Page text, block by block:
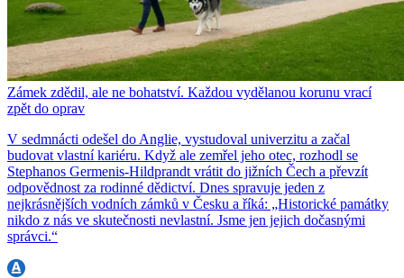
Zámek zdědil, ale ne bohatství. Každou vydělanou korunu vrací
zpět do oprav
V sedmnácti odešel do Anglie, vystudoval univerzitu a začal
budovat vlastní kariéru. Když ale zemřel jeho otec, rozhodl se
Stephanos Germenis-Hildprandt vrátit do jižních Čech a převzít
odpovědnost za rodinné dědictví. Dnes spravuje jeden z
nejkrásnějších vodních zámků v Česku a říká: „Historické památky
nikdo z nás ve skutečnosti nevlastní. Jsme jen jejich dočasnými
správci.“